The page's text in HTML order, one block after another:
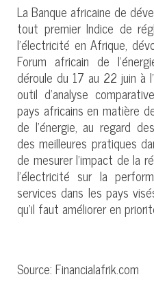
La Banque africaine de
tout premier Indice de
l’électricité en Afrique,
Forum africain de
déroule du 17 au 22 juin à
outil d’analyse
pays africains en matière
de l’énergie, au regard
des meilleures pratiques
de mesurer l’impact de la
l’électricité sur la
services dans les pays
qu’il faut améliorer en
Source: Financialafrik.com